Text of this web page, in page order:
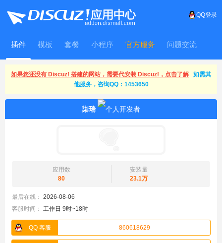
QQ登录
插件 模板 套餐 小程序 官方服务 问题交流
WitFrame
如果您还没有 Discuz! 搭建的网站，需要代安装 Discuz!，点击了解
如需其
他服务，咨询QQ：1453650
柒瑞
应用数
80
安装量
23.1万
最后在线： 2026-08-06
客服时间： 工作日 9时~18时
QQ 客服 860618629